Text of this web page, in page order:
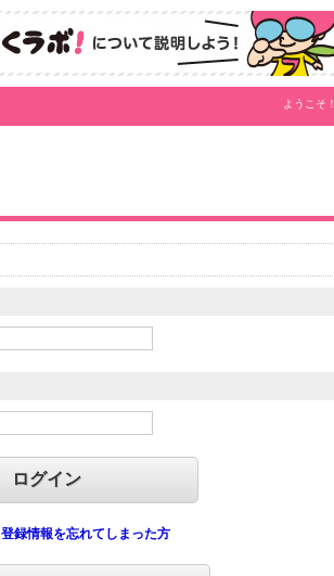
ようこそ！
録情報を忘れてしまった方